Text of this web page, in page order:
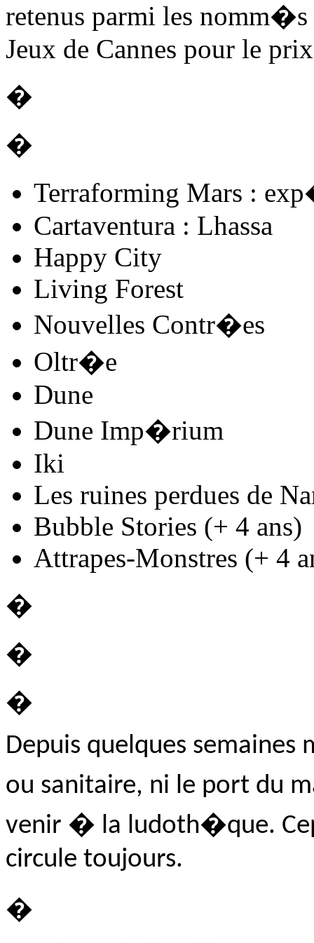
retenus parmi les
Jeux de Cannes pour le
�
�
Terraforming Mars :
Cartaventura : Lhassa
Happy City
Living Forest
Nouvelles Contr�es
Oltr�e
Dune
Dune Imp�rium
Iki
Les ruines perdues de
Bubble Stories (+ 4 ans)
Attrapes-Monstres (+ 4
�
�
�
Depuis quelques semaines
ou sanitaire, ni le port du
venir � la ludoth�que.
circule toujours.
�